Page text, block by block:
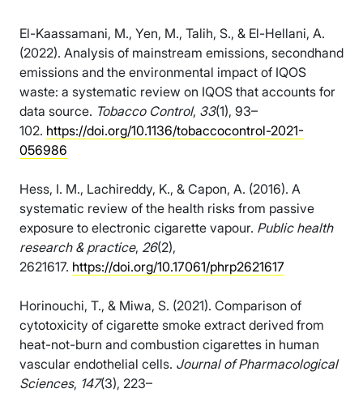
El-Kaassamani, M., Yen, M., Talih, S., & El-Hellani, A.
(2022). Analysis of mainstream emissions, secondhand
emissions and the environmental impact of IQOS
waste: a systematic review on IQOS that accounts for
data source. Tobacco Control, 33(1), 93–
102. https://doi.org/10.1136/tobaccocontrol-2021-
056986
Hess, I. M., Lachireddy, K., & Capon, A. (2016). A
systematic review of the health risks from passive
exposure to electronic cigarette vapour. Public health
research & practice, 26(2),
2621617. https://doi.org/10.17061/phrp2621617
Horinouchi, T., & Miwa, S. (2021). Comparison of
cytotoxicity of cigarette smoke extract derived from
heat-not-burn and combustion cigarettes in human
vascular endothelial cells. Journal of Pharmacological
Sciences, 147(3), 223–